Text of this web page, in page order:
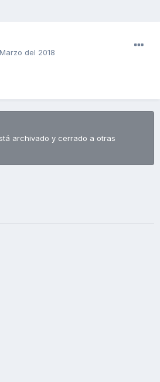
del 2018
archivado y cerrado a otras